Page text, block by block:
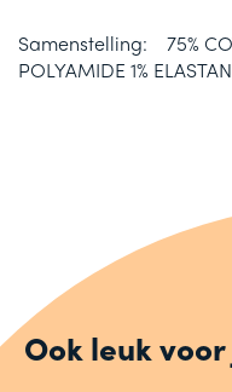
Samenstelling: 75%
POLYAMIDE 1%
Ook leuk